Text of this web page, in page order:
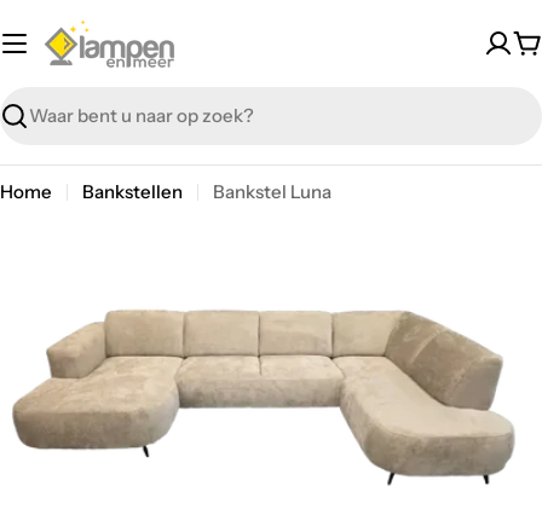
Zoeken
Home Bankstellen
Bankstel Luna
media 10 in modal